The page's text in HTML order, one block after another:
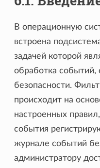
В операционную
встроена
задачей которой
обработка событий,
безопасности.
происходит на
настроенных
события
журнале событий
администратору